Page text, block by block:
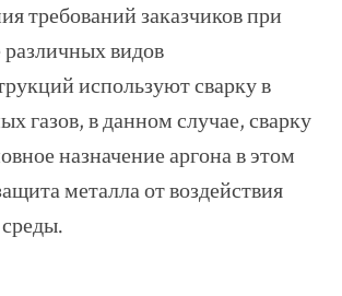
требований заказчиков при
различных видов
используют сварку в
газов, в данном случае, сварку
назначение аргона в этом
металла от воздействия